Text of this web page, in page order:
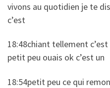
vivons au quotidien je te
c’est
18:48chiant tellement
petit peu ouais ok c’est un
18:54petit peu ce qui